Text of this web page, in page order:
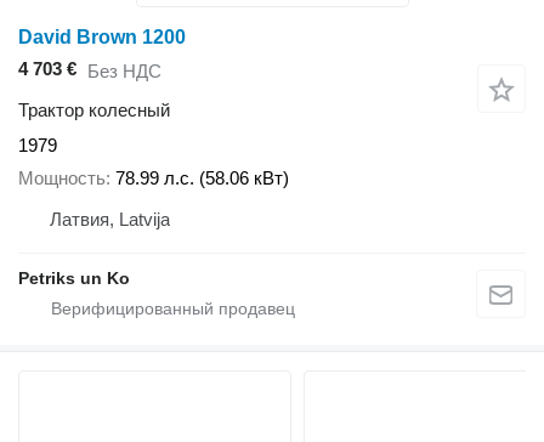
David Brown 1200
4 703 € Без НДС
Трактор колесный
1979
Мощность 78.99 л.с. (58.06 кВт)
Латвия, Latvija
Petriks un Ko